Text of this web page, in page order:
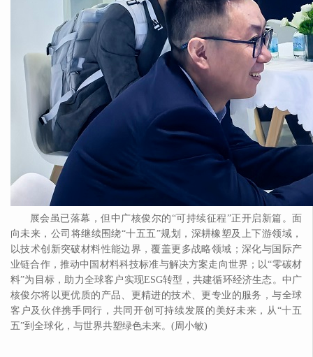
展会虽已落幕，但中广核俊尔的“可持续征程”正开启新篇。面
向未来，公司将继续围绕“十五五”规划，深耕橡塑及上下游领域，
以技术创新突破材料性能边界，覆盖更多战略领域；深化与国际产
业链合作，推动中国材料科技标准与解决方案走向世界；以“零碳材
料”为目标，助力全球客户实现ESG转型，共建循环经济生态。中广
核俊尔将以更优质的产品、更精进的技术、更专业的服务，与全球
客户及伙伴携手同行，共同开创可持续发展的美好未来，从“十五
五”到全球化，与世界共塑绿色未来。(周小敏)